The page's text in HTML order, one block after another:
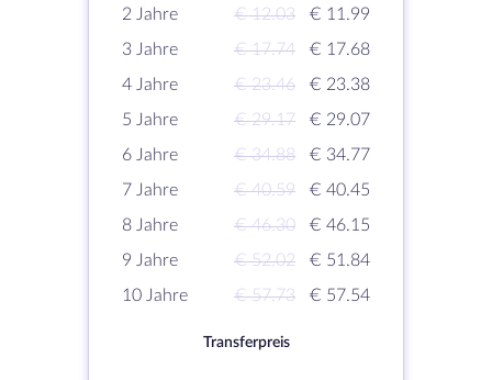
2 Jahre
€ 12.03
€ 11.99
3 Jahre
€ 17.74
€ 17.68
4 Jahre
€ 23.46
€ 23.38
5 Jahre
€ 29.17
€ 29.07
6 Jahre
€ 34.88
€ 34.77
7 Jahre
€ 40.59
€ 40.45
8 Jahre
€ 46.30
€ 46.15
9 Jahre
€ 52.02
€ 51.84
10 Jahre
€ 57.73 € 57.54
Transferpreis